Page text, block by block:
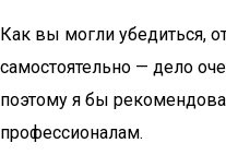
Как вы могли убедиться,
самостоятельно — дело
поэтому я бы
профессионалам.